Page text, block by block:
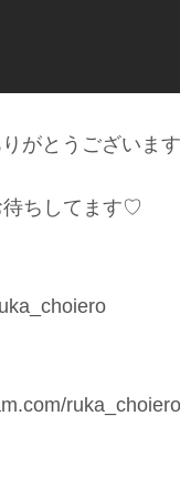
がとうございます
待ちしてます♡